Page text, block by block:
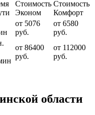
Стоимость
Эконом
Стоимость
Комфорт
от 5076
руб.
от 6580
руб.
от 86400
руб.
от 112000
руб.
области